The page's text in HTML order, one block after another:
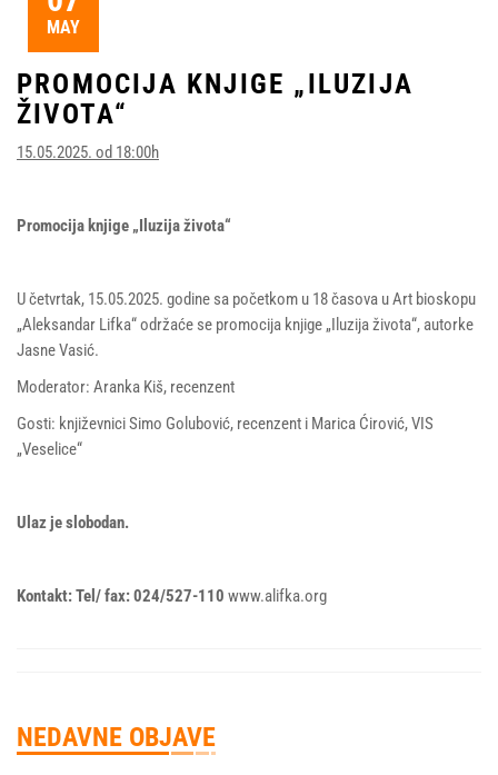
MAY
PROMOCIJA KNJIGE „ILUZIJA
ŽIVOTA“
15.05.2025. od 18:00h
Promocija knjige „Iluzija života“
U četvrtak, 15.05.2025. godine sa početkom u 18 časova u Art bioskopu
„Aleksandar Lifka“ održaće se promocija knjige „Iluzija života“, autorke
Jasne Vasić.
Moderator: Aranka Kiš, recenzent
Gosti: književnici Simo Golubović, recenzent i Marica Ćirović, VIS
„Veselice“
Ulaz je slobodan.
Kontakt: Tel/ fax: 024/527-110 www.alifka.org
NEDAVNE OBJAVE